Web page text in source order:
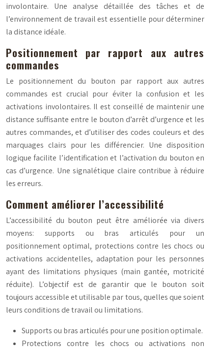
involontaire. Une analyse détaillée des tâches et de
l’environnement de travail est essentielle pour déterminer
la distance idéale.
Positionnement par rapport aux autres
commandes
Le positionnement du bouton par rapport aux autres
commandes est crucial pour éviter la confusion et les
activations involontaires. Il est conseillé de maintenir une
distance suffisante entre le bouton d’arrêt d’urgence et les
autres commandes, et d’utiliser des codes couleurs et des
marquages clairs pour les différencier. Une disposition
logique facilite l’identification et l’activation du bouton en
cas d’urgence. Une signalétique claire contribue à réduire
les erreurs.
Comment améliorer l’accessibilité
L’accessibilité du bouton peut être améliorée via divers
moyens: supports ou bras articulés pour un
positionnement optimal, protections contre les chocs ou
activations accidentelles, adaptation pour les personnes
ayant des limitations physiques (main gantée, motricité
réduite). L’objectif est de garantir que le bouton soit
toujours accessible et utilisable par tous, quelles que soient
leurs conditions de travail ou limitations.
Supports ou bras articulés pour une position optimale.
Protections contre les chocs ou activations non